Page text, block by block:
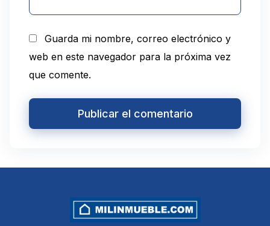
Guarda mi nombre, correo electrónico y
web en este navegador para la próxima vez
que comente.